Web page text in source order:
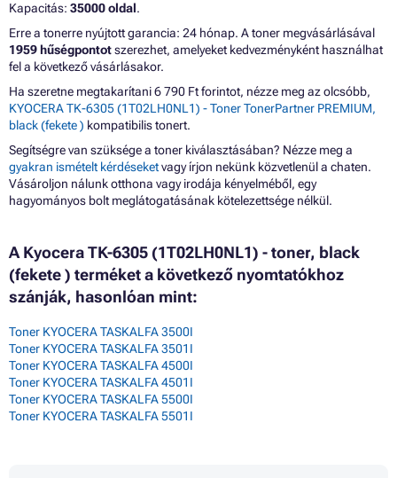
Kapacitás: 35000 oldal.
Erre a tonerre nyújtott garancia: 24 hónap. A toner megvásárlásával
1959 hűségpontotszerezhet, amelyeket kedvezményként használhat
fel a következő vásárlásakor.
Ha szeretne megtakarítani 6 790 Ft forintot, nézze meg az olcsóbb,
KYOCERA TK-6305 (1T02LH0NL1) - Toner TonerPartner PREMIUM,
black (fekete ) kompatibilis tonert.
Segítségre van szüksége a toner kiválasztásában? Nézze meg a
gyakran ismételt kérdéseketvagy írjon nekünk közvetlenül a chaten.
Vásároljon nálunk otthona vagy irodája kényelméből, egy
hagyományos bolt meglátogatásának kötelezettsége nélkül.
A Kyocera TK-6305 (1T02LH0NL1) - toner, black
(fekete ) terméket a következő nyomtatókhoz
szánják, hasonlóan mint:
Toner KYOCERA TASKALFA 3500I
Toner KYOCERA TASKALFA 3501I
Toner KYOCERA TASKALFA 4500I
Toner KYOCERA TASKALFA 4501I
Toner KYOCERA TASKALFA 5500I
Toner KYOCERA TASKALFA 5501I